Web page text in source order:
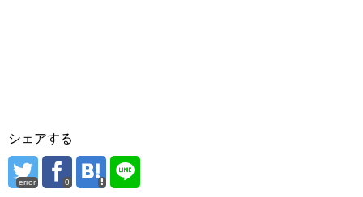
シェアする
error 0